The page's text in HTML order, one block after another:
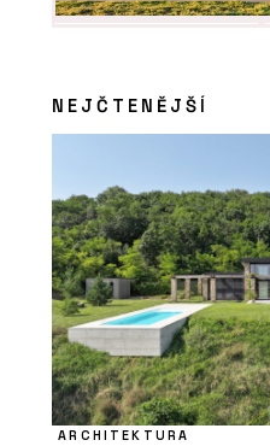
NEJČTENĚJŠÍ
ARCHITEKTURA